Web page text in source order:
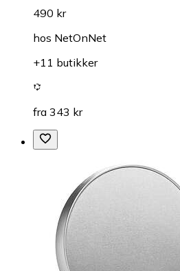
490 kr
hos NetOnNet
+11 butikker
fra 343 kr